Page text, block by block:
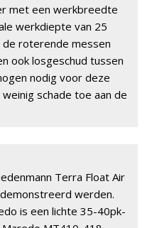
met een werkbreedte
werkdiepte van 25
roterende messen
ook losgeschud tussen
nodig voor deze
schade toe aan de
Terra Float Air
werden.
is een lichte 35-40pk-